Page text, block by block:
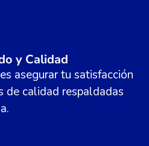
y Calidad
asegurar tu satisfacción
de calidad respaldadas